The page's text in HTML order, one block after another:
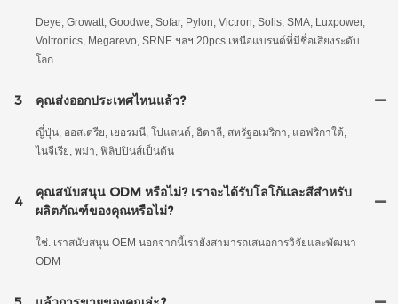
Deye, Growatt, Goodwe, Sofar, Pylon, Victron, Solis, SMA, Luxpower,
Voltronics, Megarevo, SRNE ฯลฯ 20pcs เหนือแบรนด์ที่มีชื่อเสียงระดับ
โลก
3 คุณส่งออกประเทศไหนแล้ว?
ญี่ปุ่น, ออสเตรีย, เยอรมนี, โปแลนด์, อิตาลี, สหรัฐอเมริกา, แอฟริกาใต้,
ไนจีเรีย, พม่า, ฟิลิปปินส์เป็นต้น
4
คุณสนับสนุน ODM หรือไม่? เราจะได้รับโลโก้และสีสำหรับ
ผลิตภัณฑ์ของคุณหรือไม่?
ใช่. เราสนับสนุน OEM นอกจากนี้เรายังสามารถเสนอการวิจัยและพัฒนา
ODM